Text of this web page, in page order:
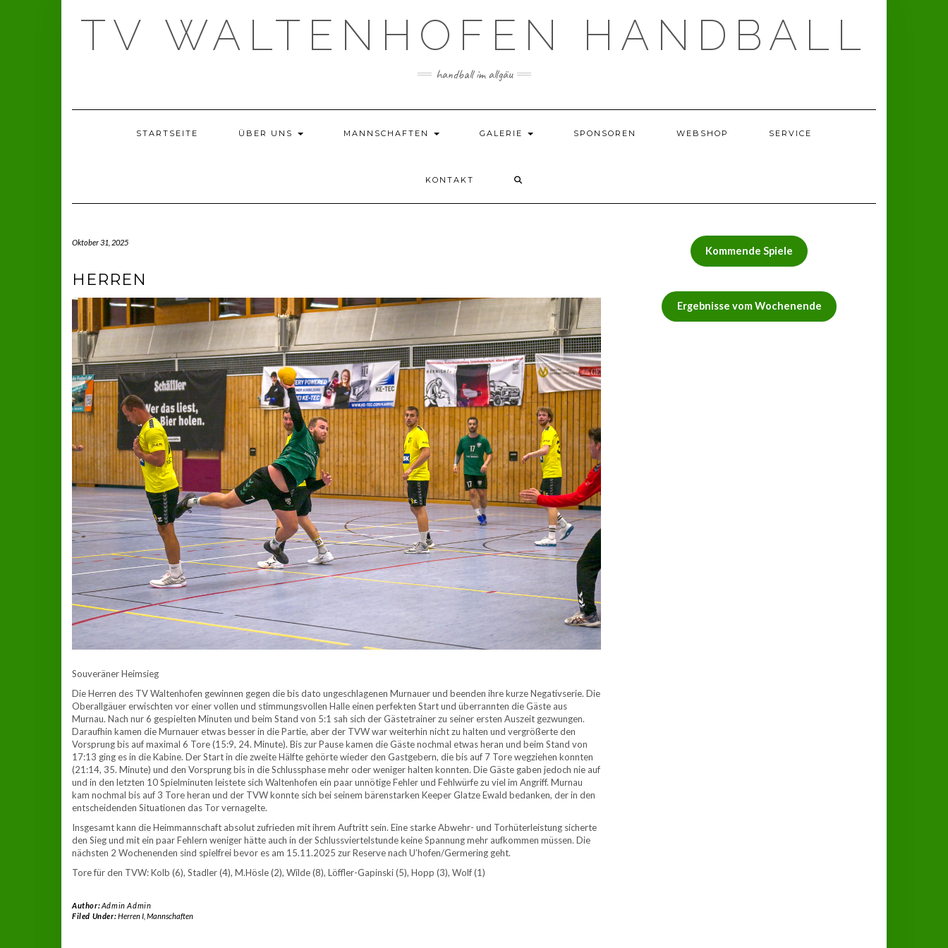
TV WALTENHOFEN HANDBALL
handball im allgäu
STARTSEITE ÜBER UNS MANNSCHAFTEN GALERIE SPONSOREN WEBSHOP SERVICE
KONTAKT
Oktober 31, 2025
HERREN
Souveräner Heimsieg
Die Herren des TV Waltenhofen gewinnen gegen die bis dato ungeschlagenen Murnauer und beenden ihre kurze Negativserie. Die
Oberallgäuer erwischten vor einer vollen und stimmungsvollen Halle einen perfekten Start und überrannten die Gäste aus
Murnau. Nach nur 6 gespielten Minuten und beim Stand von 5:1 sah sich der Gästetrainer zu seiner ersten Auszeit gezwungen.
Daraufhin kamen die Murnauer etwas besser in die Partie, aber der TVW war weiterhin nicht zu halten und vergrößerte den
Vorsprung bis auf maximal 6 Tore (15:9, 24. Minute). Bis zur Pause kamen die Gäste nochmal etwas heran und beim Stand von
17:13 ging es in die Kabine. Der Start in die zweite Hälfte gehörte wieder den Gastgebern, die bis auf 7 Tore wegziehen konnten
(21:14, 35. Minute) und den Vorsprung bis in die Schlussphase mehr oder weniger halten konnten. Die Gäste gaben jedoch nie auf
und in den letzten 10 Spielminuten leistete sich Waltenhofen ein paar unnötige Fehler und Fehlwürfe zu viel im Angriff. Murnau
kam nochmal bis auf 3 Tore heran und der TVW konnte sich bei seinem bärenstarken Keeper Glatze Ewald bedanken, der in den
entscheidenden Situationen das Tor vernagelte.
Insgesamt kann die Heimmannschaft absolut zufrieden mit ihrem Auftritt sein. Eine starke Abwehr- und Torhüterleistung sicherte
den Sieg und mit ein paar Fehlern weniger hätte auch in der Schlussviertelstunde keine Spannung mehr aufkommen müssen. Die
nächsten 2 Wochenenden sind spielfrei bevor es am 15.11.2025 zur Reserve nach U’hofen/Germering geht.
Tore für den TVW: Kolb (6), Stadler (4), M.Hösle (2), Wilde (8), Löffler-Gapinski (5), Hopp (3), Wolf (1)
Author:Admin Admin
Filed Under:Herren I, Mannschaften
Kommende Spiele
Ergebnisse vom Wochenende